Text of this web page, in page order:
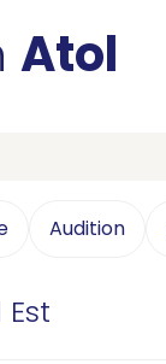
Atol
Audition